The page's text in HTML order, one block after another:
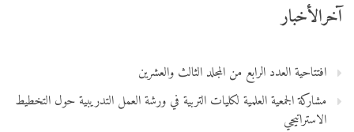
آخرالأخبار
افتتاحية العدد الرابع من المجلد الثالث والعشرين
مشاركة الجمعية العلمية لكليات التربية في ورشة العمل التدريبية حول التخطيط
الاستراتيجي